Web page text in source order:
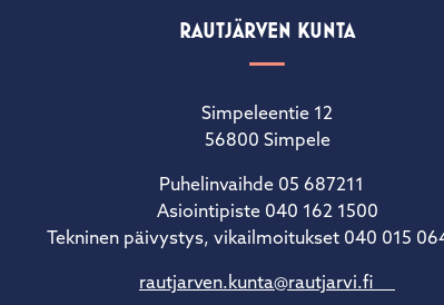
RAUTJÄRVEN KUNTA
Simpeleentie 12
56800 Simpele
Puhelinvaihde 05 687211
Asiointipiste 040 162 1500
Tekninen päivystys, vikailmoitukset 040 015
rautjarven.kunta@rautjarvi.fi